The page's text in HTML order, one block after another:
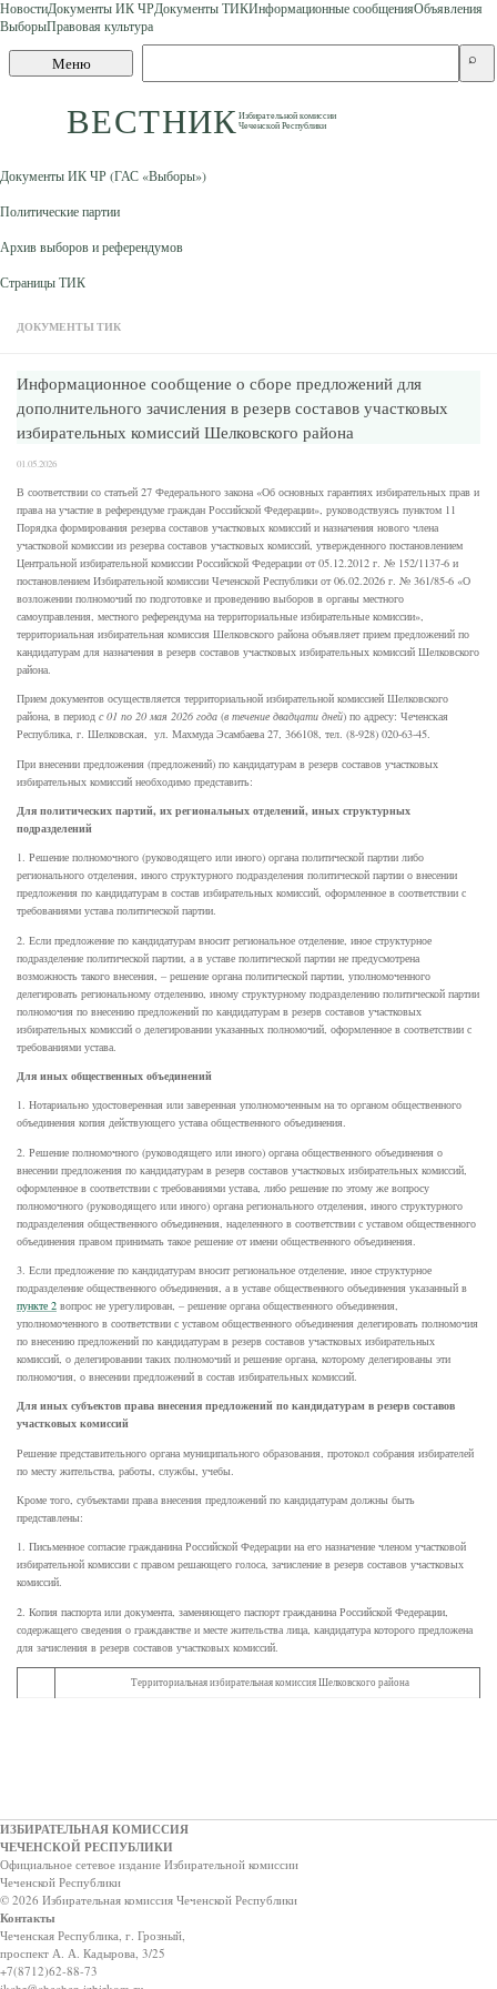
Skip to content
НовостиДокументы ИК ЧРДокументы ТИКИнформационные сообщенияОбъявления
ВыборыПравовая культура
Меню
ВЕСТНИКИзбирательной комиссии
Чеченской Республики
сайту
⌕
Документы ИК ЧР (ГАС «Выборы»)
Политические партии
Архив выборов и референдумов
Страницы ТИК
ДОКУМЕНТЫ ТИК
Информационное сообщение о сборе предложений для
дополнительного зачисления в резерв составов участковых
избирательных комиссий Шелковского района
01.05.2026
В соответствии со статьей 27 Федерального закона «Об основных гарантиях избирательных прав и
права на участие в референдуме граждан Российской Федерации», руководствуясь пунктом 11
Порядка формирования резерва составов участковых комиссий и назначения нового члена
участковой комиссии из резерва составов участковых комиссий, утвержденного постановлением
Центральной избирательной комиссии Российской Федерации от 05.12.2012 г. № 152/1137-6 и
постановлением Избирательной комиссии Чеченской Республики от 06.02.2026 г. № 361/85-6 «О
возложении полномочий по подготовке и проведению выборов в органы местного
самоуправления, местного референдума на территориальные избирательные комиссии»,
территориальная избирательная комиссия Шелковского района объявляет прием предложений по
кандидатурам для назначения в резерв составов участковых избирательных комиссий Шелковского
района.
Прием документов осуществляется территориальной избирательной комиссией Шелковского
района, в период с 01 по 20 мая 2026 года (в течение двадцати дней) по адресу: Чеченская
Республика, г. Шелковская, ул. Махмуда Эсамбаева 27, 366108, тел. (8-928) 020-63-45.
При внесении предложения (предложений) по кандидатурам в резерв составов участковых
избирательных комиссий необходимо представить:
Для политических партий, их региональных отделений, иных структурных
подразделений
1. Решение полномочного (руководящего или иного) органа политической партии либо
регионального отделения, иного структурного подразделения политической партии о внесении
предложения по кандидатурам в состав избирательных комиссий, оформленное в соответствии с
требованиями устава политической партии.
2. Если предложение по кандидатурам вносит региональное отделение, иное структурное
подразделение политической партии, а в уставе политической партии не предусмотрена
возможность такого внесения, – решение органа политической партии, уполномоченного
делегировать региональному отделению, иному структурному подразделению политической партии
полномочия по внесению предложений по кандидатурам в резерв составов участковых
избирательных комиссий о делегировании указанных полномочий, оформленное в соответствии с
требованиями устава.
Для иных общественных объединений
1. Нотариально удостоверенная или заверенная уполномоченным на то органом общественного
объединения копия действующего устава общественного объединения.
2. Решение полномочного (руководящего или иного) органа общественного объединения о
внесении предложения по кандидатурам в резерв составов участковых избирательных комиссий,
оформленное в соответствии с требованиями устава, либо решение по этому же вопросу
полномочного (руководящего или иного) органа регионального отделения, иного структурного
подразделения общественного объединения, наделенного в соответствии с уставом общественного
объединения правом принимать такое решение от имени общественного объединения.
3. Если предложение по кандидатурам вносит региональное отделение, иное структурное
подразделение общественного объединения, а в уставе общественного объединения указанный в
пункте 2 вопрос не урегулирован, – решение органа общественного объединения,
уполномоченного в соответствии с уставом общественного объединения делегировать полномочия
по внесению предложений по кандидатурам в резерв составов участковых избирательных
комиссий, о делегировании таких полномочий и решение органа, которому делегированы эти
полномочия, о внесении предложений в состав избирательных комиссий.
Для иных субъектов права внесения предложений по кандидатурам в резерв составов
участковых комиссий
Решение представительного органа муниципального образования, протокол собрания избирателей
по месту жительства, работы, службы, учебы.
Кроме того, субъектами права внесения предложений по кандидатурам должны быть
представлены:
1. Письменное согласие гражданина Российской Федерации на его назначение членом участковой
избирательной комиссии с правом решающего голоса, зачисление в резерв составов участковых
комиссий.
2. Копия паспорта или документа, заменяющего паспорт гражданина Российской Федерации,
содержащего сведения о гражданстве и месте жительства лица, кандидатура которого предложена
для зачисления в резерв составов участковых комиссий.
Территориальная избирательная комиссия Шелковского района
ИЗБИРАТЕЛЬНАЯ КОМИССИЯ
ЧЕЧЕНСКОЙ РЕСПУБЛИКИ
Официальное сетевое издание Избирательной комиссии
Чеченской Республики
© 2026 Избирательная комиссия Чеченской Республики
Контакты
Чеченская Республика, г. Грозный,
проспект А. А. Кадырова, 3/25
+7(8712)62-88-73